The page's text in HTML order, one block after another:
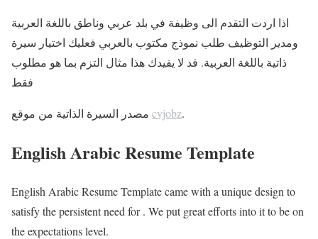
اذا اردت التقدم الى وظيفة في بلد عربي وناطق باللغة العربية
ومدير التوظيف طلب نموذج مكتوب بالعربي فعليك اختيار سيرة
ذاتية باللغة العربية. قد لا يفيدك هذا مثال التزم بما هو مطلوب
فقط
cvjobz.
English Arabic Resume Template
English Arabic Resume Template came with a unique design to
satisfy the persistent need for . We put great efforts into it to be on
the expectations level.